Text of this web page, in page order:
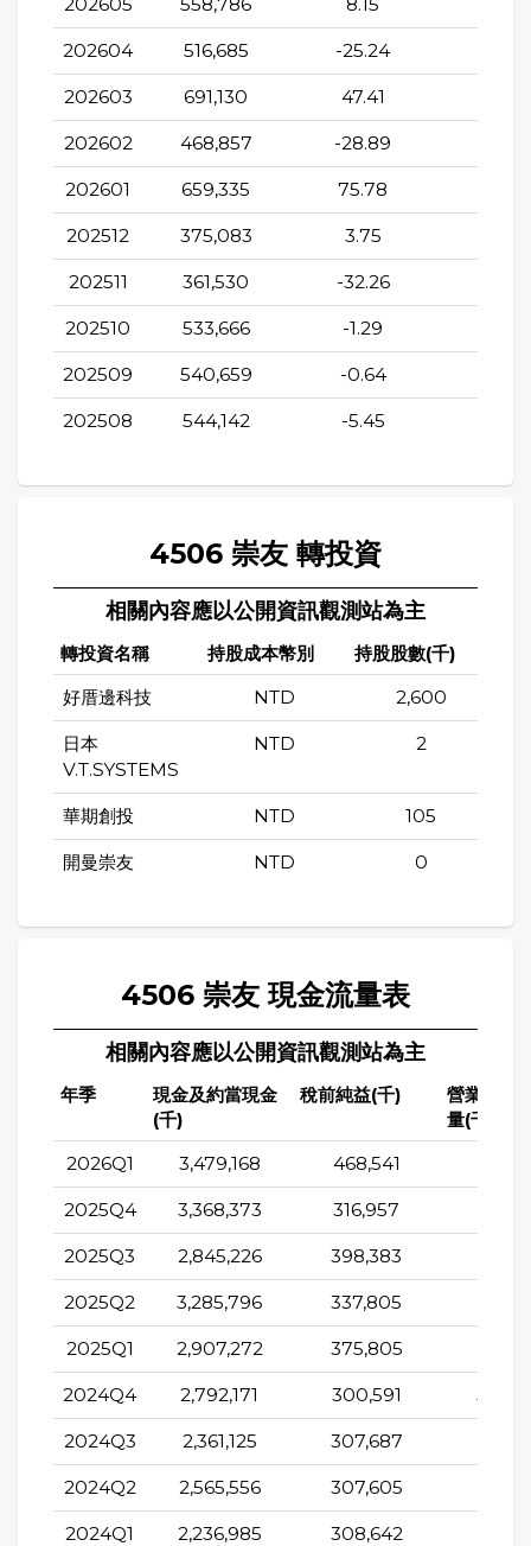
202604 516,685 -25.24
202603 691,130 47.41
202602 468,857 -28.89
202601 659,335 75.78
202512 375,083 3.75
202511 361,530 -32.26
202510 533,666 -1.29
202509 540,659 -0.64
202508 544,142 -5.45
4506 崇友 轉投資
相關內容應以公開資訊觀測站為主
轉投資名稱 持股成本幣別 持股股數(千)
好厝邊科技 NTD 2,600
日本
V.T.SYSTEMS
NTD 2
華期創投 NTD 105
開曼崇友 NTD 0
4506 崇友 現金流量表
相關內容應以公開資訊觀測站為主
年季
現金及約當現金
(千)
稅前純益(千)
營業活動
量(千)
2026Q1 3,479,168 468,541
2025Q4 3,368,373 316,957
2025Q3 2,845,226 398,383
2025Q2 3,285,796 337,805
2025Q1 2,907,272 375,805
2024Q4 2,792,171 300,591
2024Q3 2,361,125 307,687
2024Q2 2,565,556 307,605
2024Q1 2,236,985 308,642